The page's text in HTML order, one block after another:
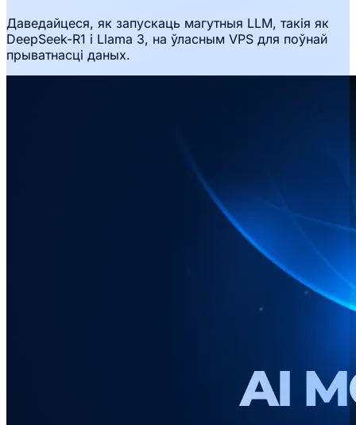
Даведайцеся, як запускаць магутныя LLM, такія як
DeepSeek-R1 і Llama 3, на ўласным VPS для поўнай
прыватнасці даных.